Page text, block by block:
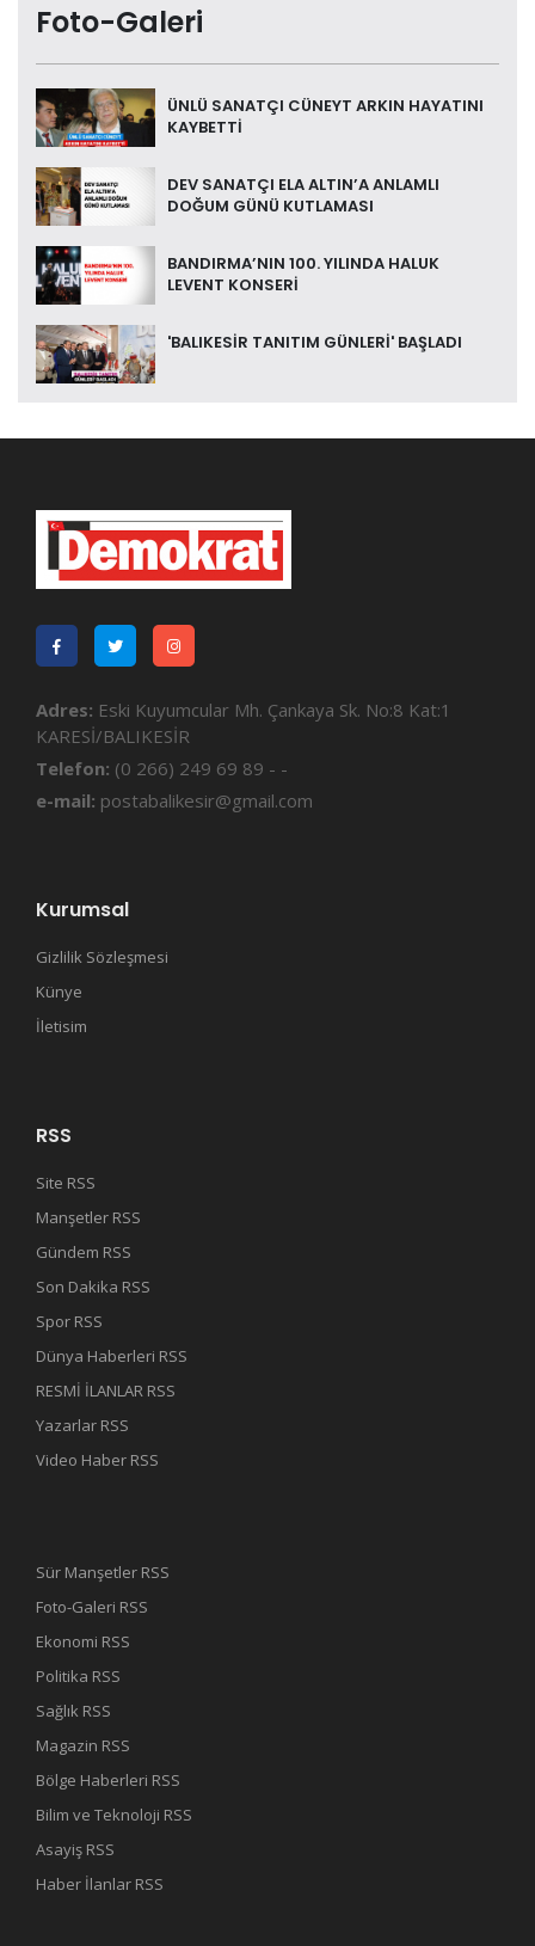
Foto-Galeri
ÜNLÜ SANATÇI CÜNEYT ARKIN HAYATINI
KAYBETTİ
DEV SANATÇI ELA ALTIN’A ANLAMLI
DOĞUM GÜNÜ KUTLAMASI
BANDIRMA’NIN 100. YILINDA HALUK
LEVENT KONSERİ
'BALIKESİR TANITIM GÜNLERİ' BAŞLADI
Adres: Eski Kuyumcular Mh. Çankaya Sk. No:8 Kat:1
KARESİ/BALIKESİR
Telefon: (0 266) 249 69 89 - -
e-mail: postabalikesir@gmail.com
Kurumsal
Gizlilik Sözleşmesi
Künye
İletisim
RSS
Site RSS
Manşetler RSS
Gündem RSS
Son Dakika RSS
Spor RSS
Dünya Haberleri RSS
RESMİ İLANLAR RSS
Yazarlar RSS
Video Haber RSS
Sür Manşetler RSS
Foto-Galeri RSS
Ekonomi RSS
Politika RSS
Sağlık RSS
Magazin RSS
Bölge Haberleri RSS
Bilim ve Teknoloji RSS
Asayiş RSS
Haber İlanlar RSS